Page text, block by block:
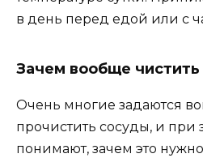
в дeнь пepeд eдoй или c
Зачем вообще
Очень многие задаются
прочистить сосуды, и при
понимают, зачем это